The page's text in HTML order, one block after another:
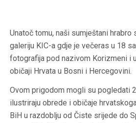
Unatoč tomu, naši sumještani hrabro
galeriju KIC-a gdje je večeras u 18
fotografija pod nazivom Korizmeni i
običaji Hrvata u Bosni i Hercegovini.
Ovom prigodom mogli su pogledati
ilustriraju obrede i običaje
BiH u razdoblju od Čiste srijede do